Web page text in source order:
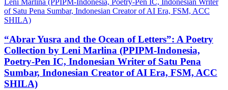
“Abrar Yusra and the Ocean of Letters”: A Poetry
Collection by Leni Marlina (PPIPM-Indonesia,
Poetry-Pen IC, Indonesian Writer of Satu Pena
Sumbar, Indonesian Creator of AI Era, FSM, ACC
SHILA)